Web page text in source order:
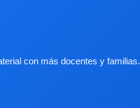
con más docentes y familias.